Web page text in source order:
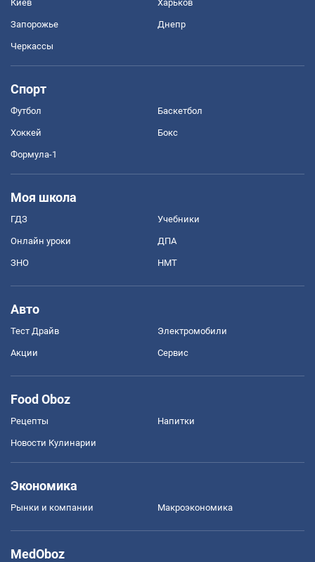
Киев Харьков
Запорожье Днепр
Черкассы
Спорт
Футбол Баскетбол
Хоккей Бокс
Формула-1
Моя школа
ГДЗ Учебники
Онлайн уроки ДПА
ЗНО НМТ
Авто
Тест Драйв Электромобили
Акции Сервис
Food Oboz
Рецепты Напитки
Новости Кулинарии
Экономика
Рынки и компании Mакроэкономика
MedOboz